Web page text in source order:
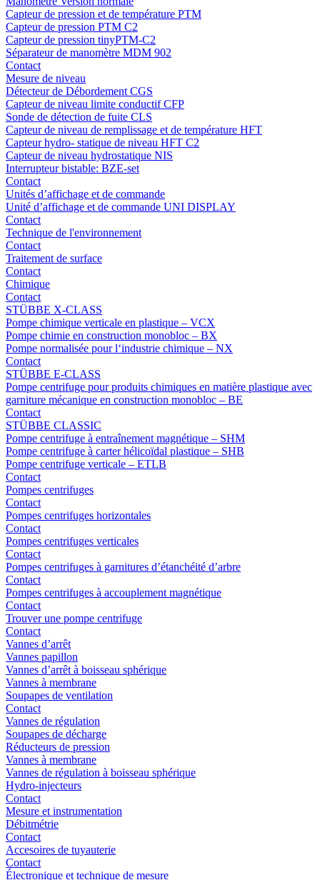
Capteur de pression et de température PTM
Capteur de pression PTM C2
Capteur de pression tinyPTM-C2
Séparateur de manomètre MDM 902
Contact
Mesure de niveau
Détecteur de Débordement CGS
Capteur de niveau limite conductif CFP
Sonde de détection de fuite CLS
Capteur de niveau de remplissage et de température HFT
Capteur hydro- statique de niveau HFT C2
Capteur de niveau hydrostatique NIS
Interrupteur bistable: BZE-set
Contact
Unités d’affichage et de commande
Unité d’affichage et de commande UNI DISPLAY
Contact
Technique de l'environnement
Contact
Traitement de surface
Contact
Chimique
Contact
STÜBBE X-CLASS
Pompe chimique verticale en plastique – VCX
Pompe chimie en construction monobloc – BX
Pompe normalisée pour l‘industrie chimique – NX
Contact
STÜBBE E-CLASS
Pompe centrifuge pour produits chimiques en matière plastique avec
garniture mécanique en construction monobloc – BE
Contact
STÜBBE CLASSIC
Pompe centrifuge à entraînement magnétique – SHM
Pompe centrifuge à carter hélicoïdal plastique – SHB
Pompe centrifuge verticale – ETLB
Contact
Pompes centrifuges
Contact
Pompes centrifuges horizontales
Contact
Pompes centrifuges verticales
Contact
Pompes centrifuges à garnitures d’étanchéité d’arbre
Contact
Pompes centrifuges à accouplement magnétique
Contact
Trouver une pompe centrifuge
Contact
Vannes d’arrêt
Vannes papillon
Vannes d’arrêt à boisseau sphérique
Vannes à membrane
Soupapes de ventilation
Contact
Vannes de régulation
Soupapes de décharge
Réducteurs de pression
Vannes à membrane
Vannes de régulation à boisseau sphérique
Hydro-injecteurs
Contact
Mesure et instrumentation
Débitmétrie
Contact
Accesoires de tuyauterie
Contact
Électronique et technique de mesure